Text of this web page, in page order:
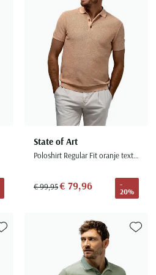
State of Art
Poloshirt Regular Fit oranje textuur
€ 99,95€ 79,96
-
20%
Toevoegen aan favorieten